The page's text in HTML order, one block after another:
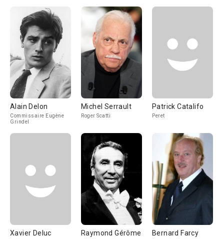
Alain Delon
Commissaire Eugène
Grindel
Michel Serrault
Roger Scatti
Patrick Catalifo
Peret
Xavier Deluc Raymond Gérôme Bernard Farcy